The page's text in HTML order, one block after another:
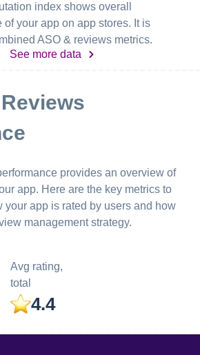
index shows overall
of your app on app stores. It is
ASO & reviews metrics.
See more data
provides an overview of
app. Here are the key metrics to
your app is rated by users and how
management strategy.
Avg rating,
total
4.4